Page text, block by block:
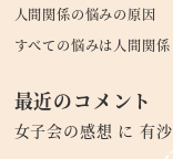
人間関係の悩みの原因
すべての悩みは人間関係
最近のコメント
女子会の感想 に 有沙